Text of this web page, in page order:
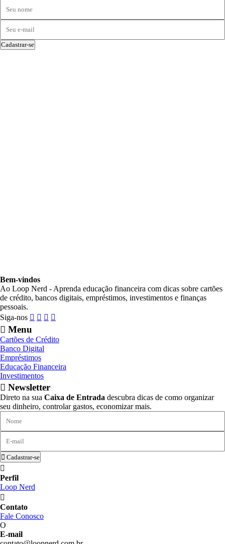
Cadastrar-se
Bem-vindos
Ao Loop Nerd - Aprenda educação financeira com dicas sobre cartões
de crédito, bancos digitais, empréstimos, investimentos e finanças
pessoais.
Siga-nos
Menu
Cartões de Crédito
Banco Digital
Empréstimos
Educação Financeira
Investimentos
Newsletter
Direto na sua Caixa de Entrada descubra dicas de como organizar
seu dinheiro, controlar gastos, economizar mais.
Cadastrar-se
Perfil
Loop Nerd
Contato
Fale Conosco
E-mail